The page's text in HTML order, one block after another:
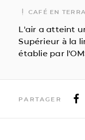
CAFÉ EN
L'air a atteint
Supérieur à la
établie par
PARTAGER